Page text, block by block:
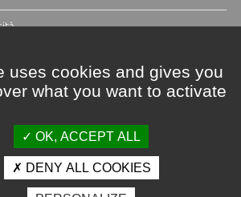
uses cookies and gives you
what you want to activate
OK, ACCEPT ALL
DENY ALL COOKIES